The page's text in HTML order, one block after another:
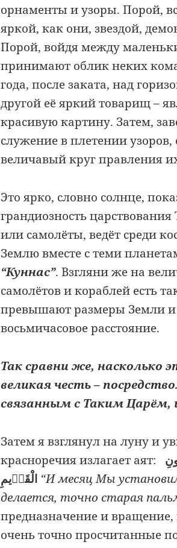
орнаменты и узоры. Порой,
яркой, как они, звездой,
Порой, войдя между
принимают облик неких
года, после заката, над
другой её яркий товарищ –
красивую картину. Затем,
служение в плетении
величавый круг правления
Это ярко, словно солнце,
грандиозность
или самолёты, ведёт среди
Землю вместе с теми
“Куннас”. Взгляни же на
самолётов и кораблей есть
превышают размеры Земли и
восьмичасовое расстояние.
Так сравни же, насколько
великая честь –
связанным с Таким Царём,
Затем я взглянул на луну и
красноречия излагает аят:
“И месяц Мы
делается, точно старая
предназначение и
очень точно просчитанные